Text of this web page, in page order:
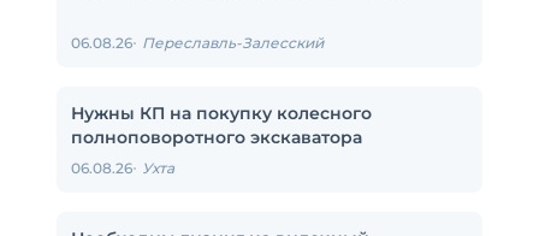
06.08.26 Переславль-Залесский
Нужны КП на покупку колесного
полноповоротного экскаватора
06.08.26 Ухта